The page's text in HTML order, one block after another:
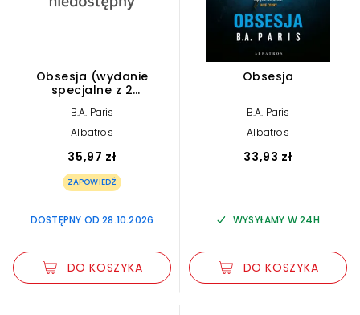
Obsesja (wydanie
specjalne z 2
B.A. Paris
Albatros
35,97 zł
ZAPOWIEDŹ
DOSTĘPNY OD 28.10.2026
DO KOSZYKA
Obsesja
B.A. Paris
Albatros
33,93 zł
WYSYŁAMY W 24H
DO KOSZYKA